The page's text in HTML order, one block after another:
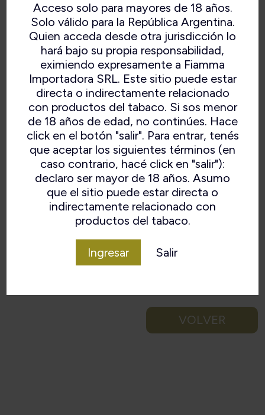
Acceso solo para mayores de 18 años.
Solo válido para la República Argentina.
Quien acceda desde otra jurisdicción lo
hará bajo su propia responsabilidad,
eximiendo expresamente a Fiamma
Importadora SRL. Este sitio puede estar
directa o indirectamente relacionado
con productos del tabaco. Si sos menor
de 18 años de edad, no continúes. Hace
click en el botón "salir". Para entrar, tenés
que aceptar los siguientes términos (en
caso contrario, hacé click en "salir"):
declaro ser mayor de 18 años. Asumo
que el sitio puede estar directa o
indirectamente relacionado con
productos del tabaco.
Ingresar Salir
SABBIA ORO SILVER
VOLVER